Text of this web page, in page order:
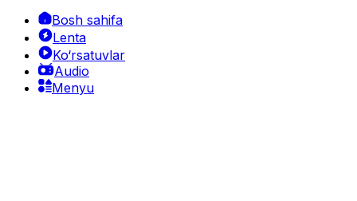
Bosh sahifa
Lenta
Ko‘rsatuvlar
Audio
Menyu